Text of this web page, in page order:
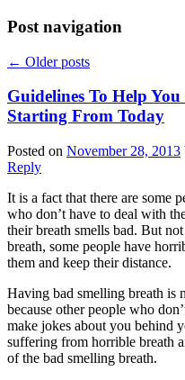
Post navigation
← Older posts
Guidelines To Help
Starting From Today
Posted on November 28, 2013
Reply
It is a fact that there are some
who don’t have to deal with
their breath smells bad. But not
breath, some people have
them and keep their distance.
Having bad smelling breath is
because other people who
make jokes about you behind
suffering from horrible breath
of the bad smelling breath.